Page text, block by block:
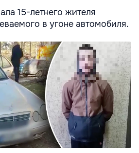
15-летнего жителя
в угоне автомобиля.